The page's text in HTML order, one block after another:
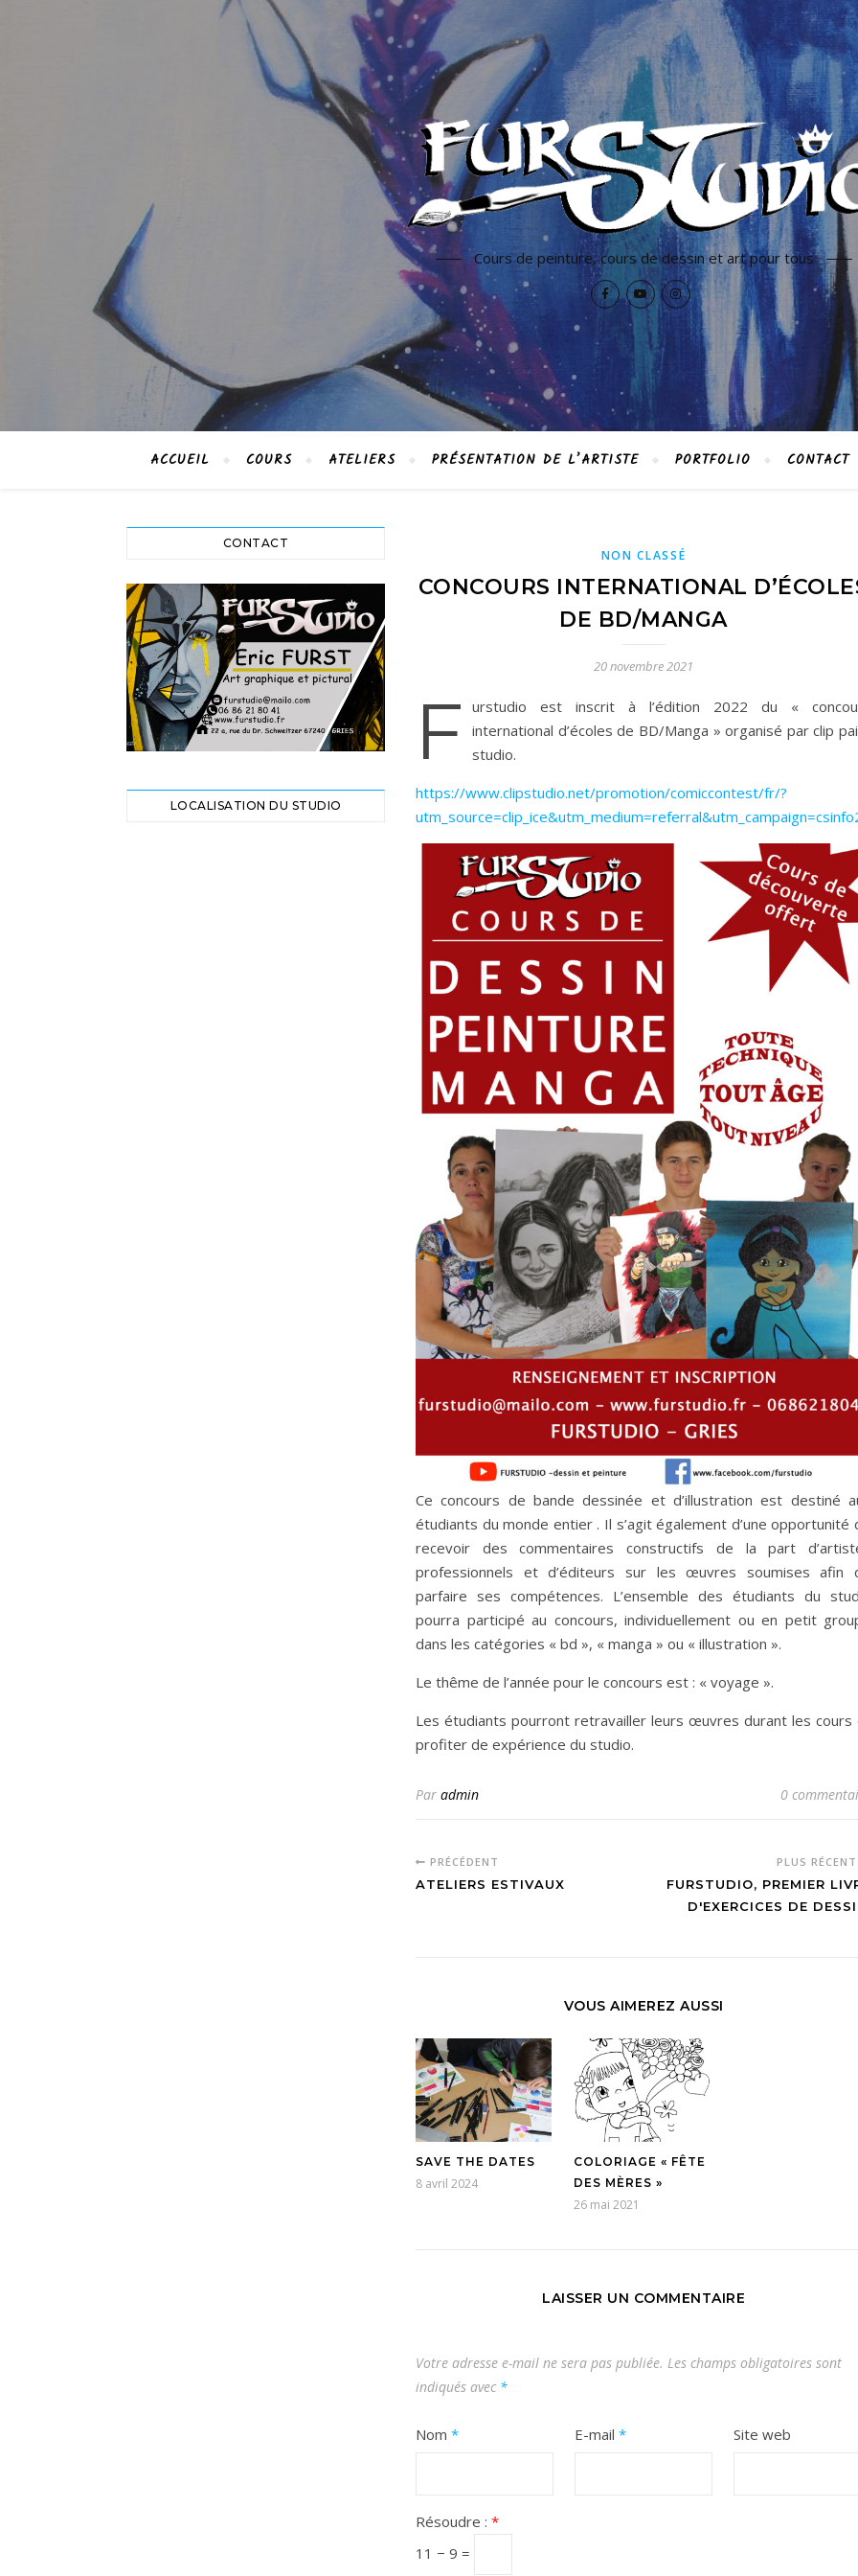
Cours de peinture, cours de dessin et art pour tous
ACCUEIL COURS ATELIERS PRÉSENTATION DE L’ARTISTE PORTFOLIO CONTACT
CONTACT
LOCALISATION DU STUDIO
NON CLASSÉ
CONCOURS INTERNATIONAL
DE BD/MANGA
20 novembre 2021
F urstudio est inscrit à l’édition 2022 du «
international d’écoles de BD/Manga » organisé par clip
studio.
https://www.clipstudio.net/promotion/comiccontest/fr/?
Ce concours de bande dessinée et d’illustration est destiné
étudiants du monde entier . Il s’agit également d’une opportunité
recevoir des commentaires constructifs de la part
professionnels et d’éditeurs sur les œuvres soumises afin
parfaire ses compétences. L’ensemble des étudiants du
pourra participé au concours, individuellement ou en petit
dans les catégories « bd », « manga » ou « illustration ».
Le thême de l’année pour le concours est : « voyage ».
Les étudiants pourront retravailler leurs œuvres durant les cours
profiter de expérience du studio.
Par admin 0
PRÉCÉDENT
ATELIERS ESTIVAUX
PLUS RÉCENT
FURSTUDIO, PREMIER
D'EXERCICES DE
VOUS AIMEREZ AUSSI
SAVE THE DATES
8 avril 2024
COLORIAGE « FÊTE
DES MÈRES »
26 mai 2021
LAISSER UN COMMENTAIRE
Votre adresse e-mail ne sera pas publiée. Les champs obligatoires sont
indiqués avec *
Nom * E-mail * Site web
Résoudre : *
11 − 9 =